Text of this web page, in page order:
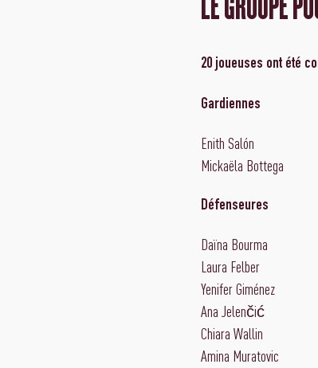
20 joueuses ont été
Gardiennes
Enith Salón
Mickaëla Bottega
Défenseures
Daïna Bourma
Laura Felber
Yenifer Giménez
Ana Jelenčić
Chiara Wallin
Amina Muratovic